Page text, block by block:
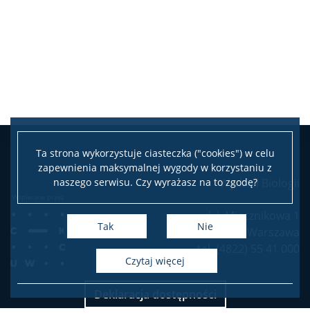
Ta strona wykorzystuje ciasteczka ("cookies") w celu
zapewnienia maksymalnej wygody w korzystaniu z
naszego serwisu. Czy wyrażasz na to zgodę?
Tak Nie
czytaj więcej
KONTAKT Wydział Biologii
ul. I. Miecznikowa 1
02-096 Warszawa
tel. (4822) 55 41 000
Deklaracja dostępności